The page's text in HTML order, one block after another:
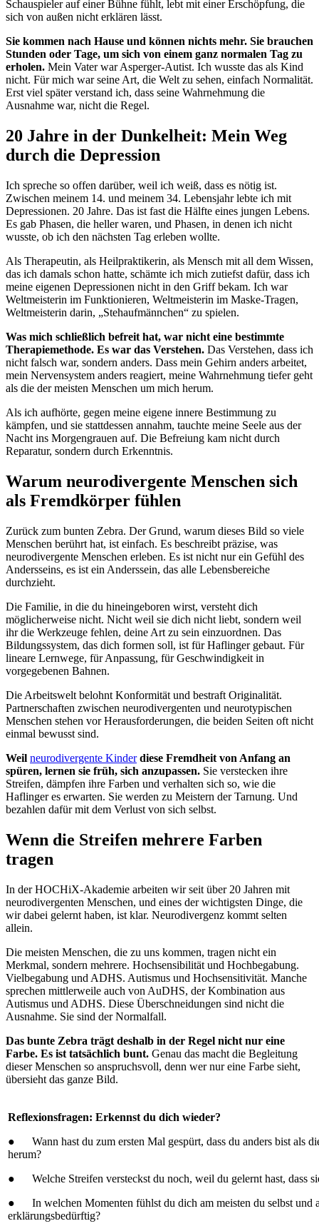
Schauspieler auf einer Bühne fühlt, lebt mit einer Erschöpfung, die
sich von außen nicht erklären lässt.
Sie kommen nach Hause und können nichts mehr. Sie brauchen
Stunden oder Tage, um sich von einem ganz normalen Tag zu
erholen. Mein Vater war Asperger-Autist. Ich wusste das als Kind
nicht. Für mich war seine Art, die Welt zu sehen, einfach Normalität.
Erst viel später verstand ich, dass seine Wahrnehmung die
Ausnahme war, nicht die Regel.
20 Jahre in der Dunkelheit: Mein Weg
durch die Depression
Ich spreche so offen darüber, weil ich weiß, dass es nötig ist.
Zwischen meinem 14. und meinem 34. Lebensjahr lebte ich mit
Depressionen. 20 Jahre. Das ist fast die Hälfte eines jungen Lebens.
Es gab Phasen, die heller waren, und Phasen, in denen ich nicht
wusste, ob ich den nächsten Tag erleben wollte.
Als Therapeutin, als Heilpraktikerin, als Mensch mit all dem Wissen,
das ich damals schon hatte, schämte ich mich zutiefst dafür, dass ich
meine eigenen Depressionen nicht in den Griff bekam. Ich war
Weltmeisterin im Funktionieren, Weltmeisterin im Maske-Tragen,
Weltmeisterin darin, „Stehaufmännchen“ zu spielen.
Was mich schließlich befreit hat, war nicht eine bestimmte
Therapiemethode. Es war das Verstehen. Das Verstehen, dass ich
nicht falsch war, sondern anders. Dass mein Gehirn anders arbeitet,
mein Nervensystem anders reagiert, meine Wahrnehmung tiefer geht
als die der meisten Menschen um mich herum.
Als ich aufhörte, gegen meine eigene innere Bestimmung zu
kämpfen, und sie stattdessen annahm, tauchte meine Seele aus der
Nacht ins Morgengrauen auf. Die Befreiung kam nicht durch
Reparatur, sondern durch Erkenntnis.
Warum neurodivergente Menschen sich
als Fremdkörper fühlen
Zurück zum bunten Zebra. Der Grund, warum dieses Bild so viele
Menschen berührt hat, ist einfach. Es beschreibt präzise, was
neurodivergente Menschen erleben. Es ist nicht nur ein Gefühl des
Andersseins, es ist ein Anderssein, das alle Lebensbereiche
durchzieht.
Die Familie, in die du hineingeboren wirst, versteht dich
möglicherweise nicht. Nicht weil sie dich nicht liebt, sondern weil
ihr die Werkzeuge fehlen, deine Art zu sein einzuordnen. Das
Bildungssystem, das dich formen soll, ist für Haflinger gebaut. Für
lineare Lernwege, für Anpassung, für Geschwindigkeit in
vorgegebenen Bahnen.
Die Arbeitswelt belohnt Konformität und bestraft Originalität.
Partnerschaften zwischen neurodivergenten und neurotypischen
Menschen stehen vor Herausforderungen, die beiden Seiten oft nicht
einmal bewusst sind.
Weil neurodivergente Kinderdiese Fremdheit von Anfang an
spüren, lernen sie früh, sich anzupassen. Sie verstecken ihre
Streifen, dämpfen ihre Farben und verhalten sich so, wie die
Haflinger es erwarten. Sie werden zu Meistern der Tarnung. Und
bezahlen dafür mit dem Verlust von sich selbst.
Wenn die Streifen mehrere Farben
tragen
In der HOCHiX-Akademie arbeiten wir seit über 20 Jahren mit
neurodivergenten Menschen, und eines der wichtigsten Dinge, die
wir dabei gelernt haben, ist klar. Neurodivergenz kommt selten
allein.
Die meisten Menschen, die zu uns kommen, tragen nicht ein
Merkmal, sondern mehrere. Hochsensibilität und Hochbegabung.
Vielbegabung und ADHS. Autismus und Hochsensitivität. Manche
sprechen mittlerweile auch von AuDHS, der Kombination aus
Autismus und ADHS. Diese Überschneidungen sind nicht die
Ausnahme. Sie sind der Normalfall.
Das bunte Zebra trägt deshalb in der Regel nicht nur eine
Farbe. Es ist tatsächlich bunt. Genau das macht die Begleitung
dieser Menschen so anspruchsvoll, denn wer nur eine Farbe sieht,
übersieht das ganze Bild.
Reflexionsfragen: Erkennst du dich wieder?
● Wann hast du zum ersten Mal gespürt, dass du anders bist als
herum?
● Welche Streifen versteckst du noch, weil du gelernt hast, dass
● In welchen Momenten fühlst du dich am meisten du selbst und
erklärungsbedürftig?